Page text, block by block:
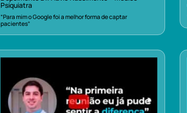
Psiquiatra
“Para mim o Google foi a melhor forma de captar
pacientes”